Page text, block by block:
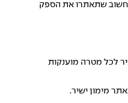
חשוב שתאתרו את הספק
לכל מטרה מוענקות
מימון ישיר.